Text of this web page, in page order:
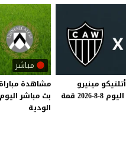
أتلتيكو مينيرو
اليوم 8-8-2026
قمة
مباشر
مشاهدة مباراة
بث مباشر اليوم
الودية